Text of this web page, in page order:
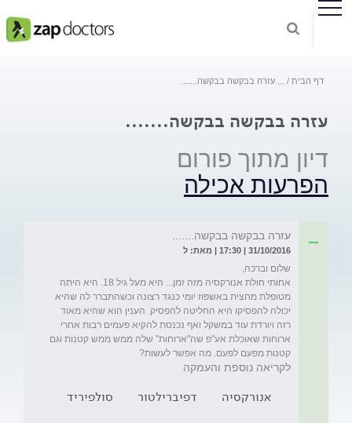
דף הבית עזרה בבקשה בבקשה.......
עזרה בבקשה בבקשה.......
דיון מתוך פורום
הפרעות אכילה
עזרה בבקשה בבקשה.......
31/10/2016 | 17:30 | מאת: ל
אחותי חולת אנורקסיה מזה זמן... היא מעל גיל 18. היא היתה
מטופלת מחצית באשפוז יומי כנגד רצונה וכשהתברר לה שהיא
יכולה להפסיקו היא החליטה להפסיק. הענין הוא שהיא מאוד
רזה ויורדת עוד במשקל ואף נכנסת להקיא פעמים רבות אחרי
ארוחות שאוכלת אע"פ שה"ארוחות" שלה ממש ממש קטנות וגם
קטנות מפעם לפעם. מה אפשר לעשות?
לקריאה נוספת והעמקה
אנורקסיה דפיברילטור סולפיריד